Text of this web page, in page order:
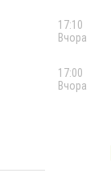
17:10
Вчора
17:00
Вчора